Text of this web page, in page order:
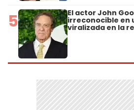
5 El actor John
irreconocible en
viralizada en la